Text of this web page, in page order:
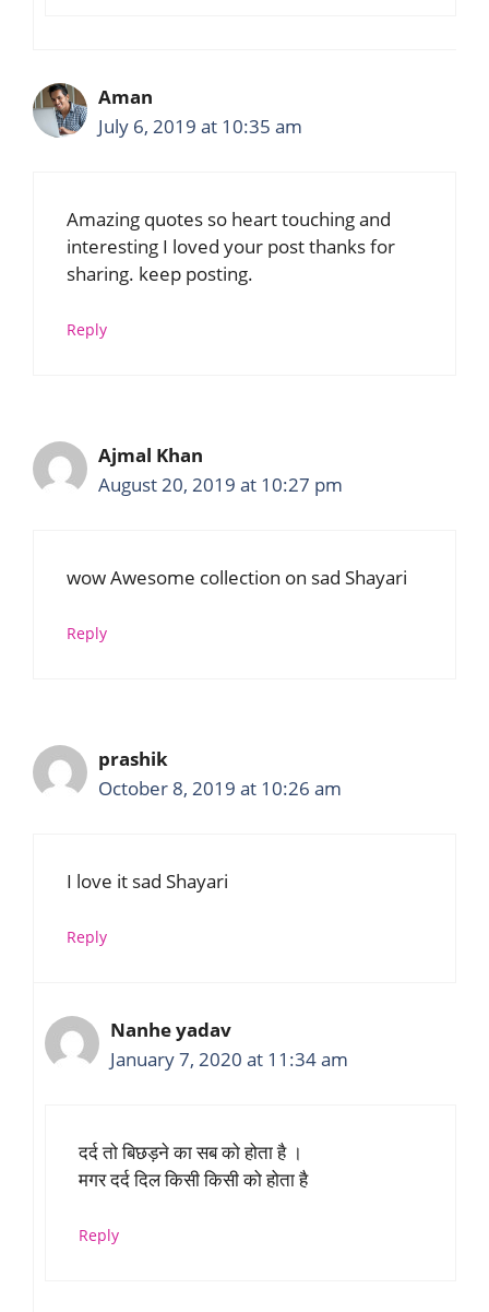
Aman
July 6, 2019 at 10:35 am
Amazing quotes so heart touching and
interesting I loved your post thanks for
sharing. keep posting.
Reply
Ajmal Khan
August 20, 2019 at 10:27 pm
wow Awesome collection on sad Shayari
Reply
prashik
October 8, 2019 at 10:26 am
I love it sad Shayari
Reply
Nanhe yadav
January 7, 2020 at 11:34 am
दर्द तो बिछड़ने का सब को होता है ।
मगर दर्द दिल किसी किसी को होता है
Reply